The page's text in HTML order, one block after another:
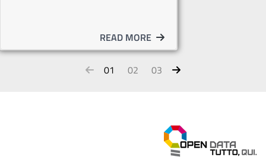
READ MORE
01 02 03